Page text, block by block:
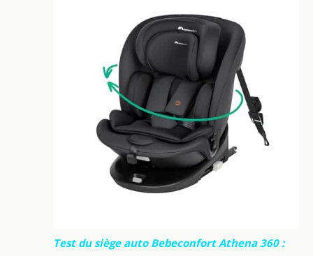
Test du siège auto Bebeconfort Athena 360 :